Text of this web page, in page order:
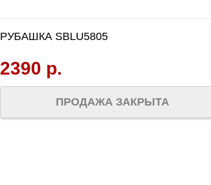
РУБАШКА SBLU5805
2390 р.
ПРОДАЖА ЗАКРЫТА